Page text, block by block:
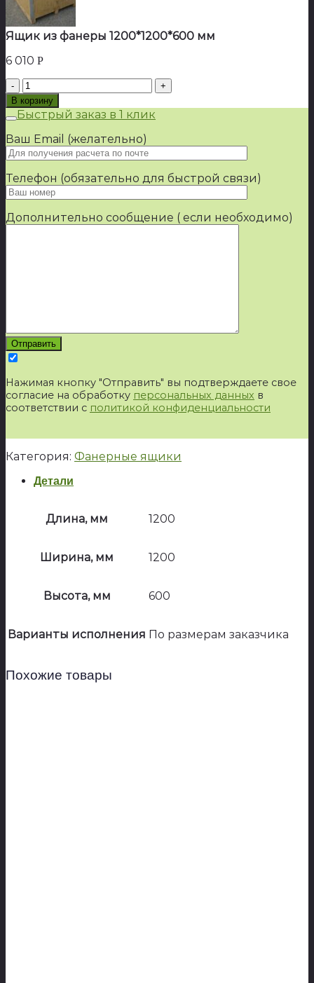
Ящик из фанеры 1200*1200*600 мм
6 010 Р
Количество
товара
Ящик
из
фанеры
1200*1200*600
мм
В корзину
Быстрый заказ в 1 клик
Ваш Email (желательно)
Телефон (обязательно для быстрой связи)
Дополнительно сообщение ( если необходимо)
Нажимая кнопку "Отправить" вы подтверждаете свое
согласие на обработку персональных данных в
соответствии с политикой конфиденциальности
Категория: Фанерные ящики
Детали
Длина, мм 1200
Ширина, мм 1200
Высота, мм 600
Варианты исполнения По размерам заказчика
Похожие товары